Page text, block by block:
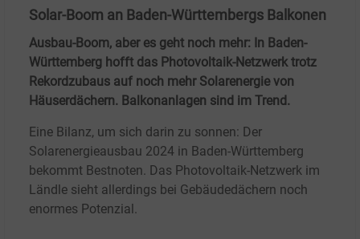
Solar-Boom an Baden-Württembergs Balkonen
Ausbau-Boom, aber es geht noch mehr: In Baden-
Württemberg hofft das Photovoltaik-Netzwerk trotz
Rekordzubaus auf noch mehr Solarenergie von
Häuserdächern. Balkonanlagen sind im Trend.
Eine Bilanz, um sich darin zu sonnen: Der
Solarenergieausbau 2024 in Baden-Württemberg
bekommt Bestnoten. Das Photovoltaik-Netzwerk im
Ländle sieht allerdings bei Gebäudedächern noch
enormes Potenzial.